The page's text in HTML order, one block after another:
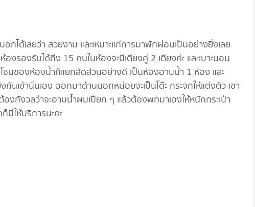
สวยงาม และเหมาะแก่การมาพักผ่อนเป็นอย่างยิ่งเลย
งรองรับได้ถึง 15 คนในห้องจะมีเตียงคู่ 2 เตียงค่ะ และเบาะนอน
ซนของห้องน้ำก็แยกสัดส่วนอย่างดี เป็นห้องอาบน้ำ 1 ห้อง และ
กันเข้านั่นเอง ออกมาด้านนอกหน่อยจะเป็นโต๊ะ กระจกให้แต่งตัว เขา
องกังวลว่าจะอาบน้ำผมเปียก ๆ แล้วต้องพกมาเองให้หนักกระเป่า
มีให้บริการนะคะ